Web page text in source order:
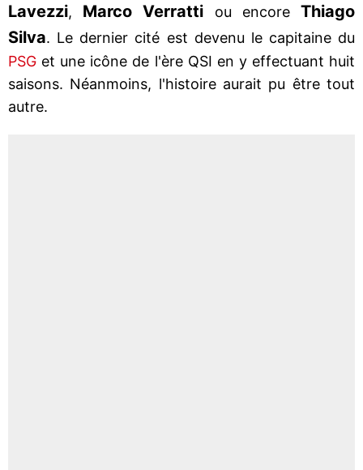
Lavezzi, Marco Verratti ou encoreThiago
Silva. Le dernier cité est devenu le capitaine du
PSG et une icône de l'ère QSI en y effectuant huit
saisons. Néanmoins, l'histoire aurait pu être tout
autre.